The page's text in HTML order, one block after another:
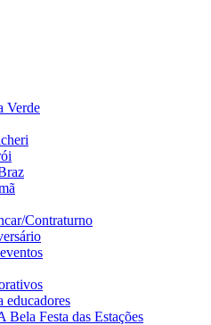
Verde
Contraturno
educadores
Bela Festa das Estações